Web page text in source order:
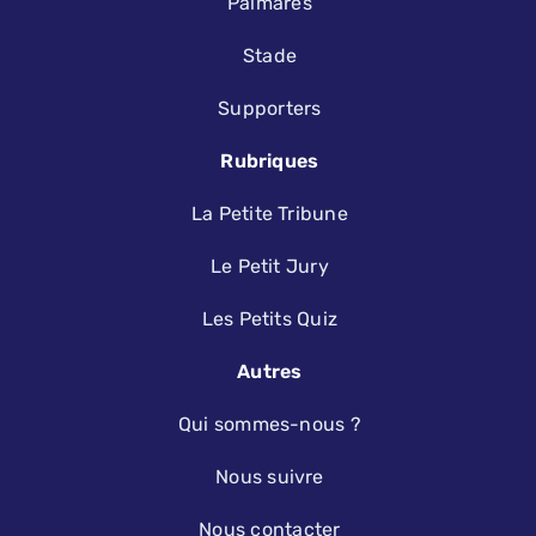
Stade
Supporters
Rubriques
La Petite Tribune
Le Petit Jury
Les Petits Quiz
Autres
Qui sommes-nous ?
Nous suivre
Nous contacter